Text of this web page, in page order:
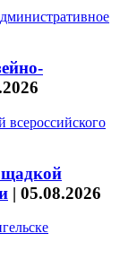
| 05.08.2026